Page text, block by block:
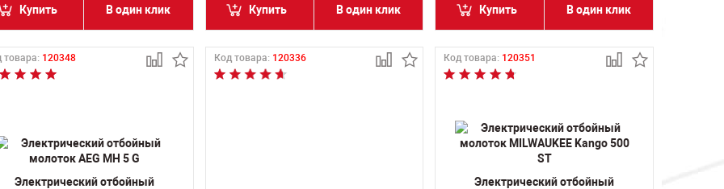
Купить В один клик Купить В один клик Купить В один клик
товара: 120348
Электрический отбойный
Код товара: 120336 Код товара: 120351
Электрический отбойный